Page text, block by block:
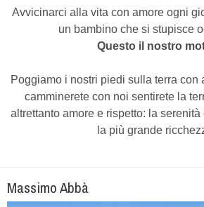
Avvicinarci alla vita con amore ogni
un bambino che si stupisce
Questo il nostro
Poggiamo i nostri piedi sulla terra con
camminerete con noi sentirete la
altrettanto amore e rispetto: la
la più grande
Massimo Abbà